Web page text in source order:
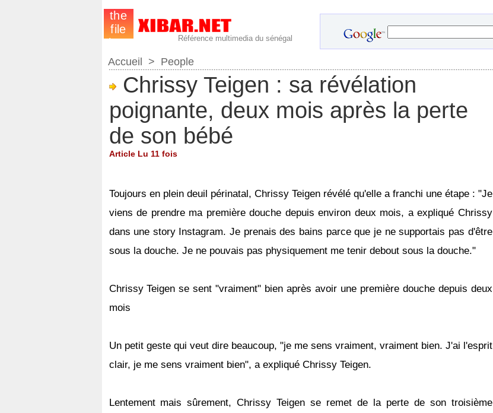
Référence multimedia du sénégal
Accueil > People
Chrissy Teigen : sa révélation
poignante, deux mois après la perte
de son bébé
Article Lu 11 fois
Toujours en plein deuil périnatal, Chrissy Teigen révélé qu'elle a franchi une étape : "Je
viens de prendre ma première douche depuis environ deux mois, a expliqué Chrissy
dans une story Instagram. Je prenais des bains parce que je ne supportais pas d'être
sous la douche. Je ne pouvais pas physiquement me tenir debout sous la douche."
Chrissy Teigen se sent "vraiment" bien après avoir une première douche depuis deux
mois
Un petit geste qui veut dire beaucoup, "je me sens vraiment, vraiment bien. J'ai l'esprit
clair, je me sens vraiment bien", a expliqué Chrissy Teigen.
Lentement mais sûrement, Chrissy Teigen se remet de la perte de son troisième